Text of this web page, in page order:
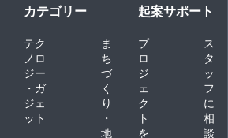
カテゴリー
テク
ノロ
ジー
・ガ
ジェ
ット
ま
ち
づ
く
り
・
地
起案サポート
プ
ロ
ジ
ェ
ク
ト
を
ス
タ
ッ
フ
に
相
談